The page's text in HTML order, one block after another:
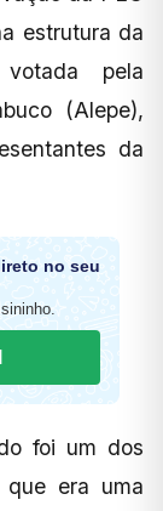
estrutura da
pela
(Alepe),
da
no seu
foi um dos
que era uma